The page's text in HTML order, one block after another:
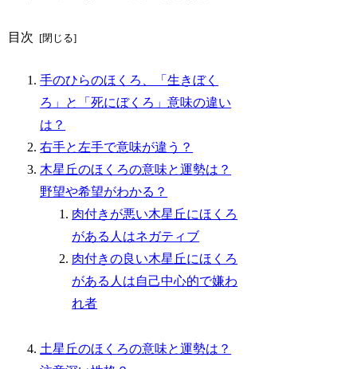
目次
手のひらのほくろ、「生きぼく
ろ」と「死にぼくろ」意味の違い
は？
右手と左手で意味が違う？
木星丘のほくろの意味と運勢は？
野望や希望がわかる？
肉付きが悪い木星丘にほくろ
がある人はネガティブ
肉付きの良い木星丘にほくろ
がある人は自己中心的で嫌わ
れ者
土星丘のほくろの意味と運勢は？